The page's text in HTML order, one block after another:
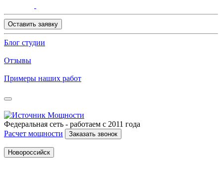
Оставить заявку
Блог студии
Отзывы
Примеры наших работ
Федеральная сеть - работаем с 2011 года
Расчет мощности
Заказать звонок
Новороссийск